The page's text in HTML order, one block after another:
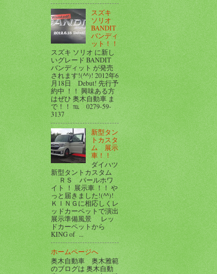
スズキ
ソリオ
BANDIT
バンディ
ット！！
スズキ ソリオ に新し
いグレード BANDIT
バンディット が発売
されます!(^^)! 2012年6
月18日 Debut! 先行予
約中 ！！ 興味ある方
はぜひ 奥木自動車 ま
で！！ ℡ 0279-59-
3137
新型タン
トカスタ
ム 展示
車！！
ダイハツ
新型タントカスタム
ＲＳ パールホワ
イト ！ 展示車 ！！ や
っと届きました!(^^)!
ＫＩＮＧに相応しくレ
ッドカーペットで演出
展示準備風景 レッ
ドカーペットから
KING of ...
ホームページへ
奥木自動車 奥木雅範
のブログは 奥木自動